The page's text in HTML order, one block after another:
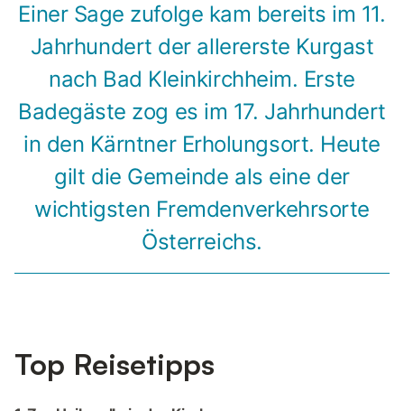
Einer Sage zufolge kam bereits im 11.
Jahrhundert der allererste Kurgast
nach Bad Kleinkirchheim. Erste
Badegäste zog es im 17. Jahrhundert
in den Kärntner Erholungsort. Heute
gilt die Gemeinde als eine der
wichtigsten Fremdenverkehrsorte
Österreichs.
Top Reisetipps